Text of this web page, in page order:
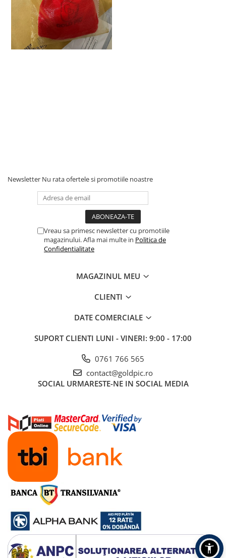
Newsletter Nu rata ofertele si promotiile noastre
Vreau sa primesc newsletter cu promotiile
magazinului. Afla mai multe in Politica de
Confidentialitate
MAGAZINUL MEU
CLIENTI
DATE COMERCIALE
SUPORT CLIENTI LUNI - VINERI: 9:00 - 17:00
0761 766 565
contact@goldpic.ro
SOCIAL URMARESTE-NE IN SOCIAL MEDIA